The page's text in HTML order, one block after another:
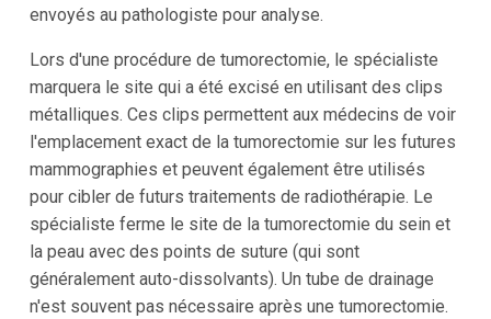
envoyés au pathologiste pour analyse.
Lors d'une procédure de tumorectomie, le spécialiste
marquera le site qui a été excisé en utilisant des clips
métalliques. Ces clips permettent aux médecins de voir
l'emplacement exact de la tumorectomie sur les futures
mammographies et peuvent également être utilisés
pour cibler de futurs traitements de radiothérapie. Le
spécialiste ferme le site de la tumorectomie du sein et
la peau avec des points de suture (qui sont
généralement auto-dissolvants). Un tube de drainage
n'est souvent pas nécessaire après une tumorectomie.